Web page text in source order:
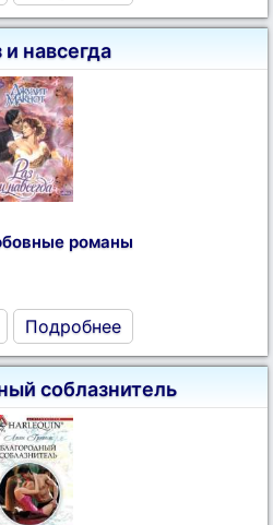
навсегда
романы
Подробнее
соблазнитель